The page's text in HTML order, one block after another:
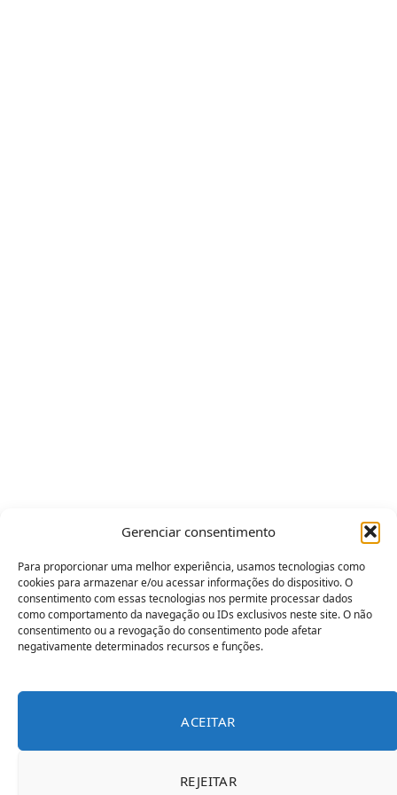
Gerenciar consentimento
Para proporcionar uma melhor experiência, usamos tecnologias como
cookies para armazenar e/ou acessar informações do dispositivo. O
consentimento com essas tecnologias nos permite processar dados
como comportamento da navegação ou IDs exclusivos neste site. O não
consentimento ou a revogação do consentimento pode afetar
negativamente determinados recursos e funções.
ACEITAR
REJEITAR